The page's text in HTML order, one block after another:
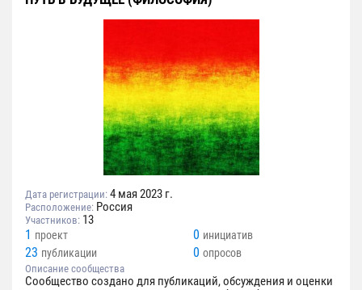
Дата регистрации: 4 мая 2023 г.
Расположение: Россия
Участников: 13
1 проект 0 инициатив
23 публикации 0 опросов
Описание сообщества
Сообщество создано для публикаций, обсуждения и оценки